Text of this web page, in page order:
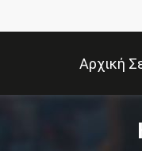
Αρχική